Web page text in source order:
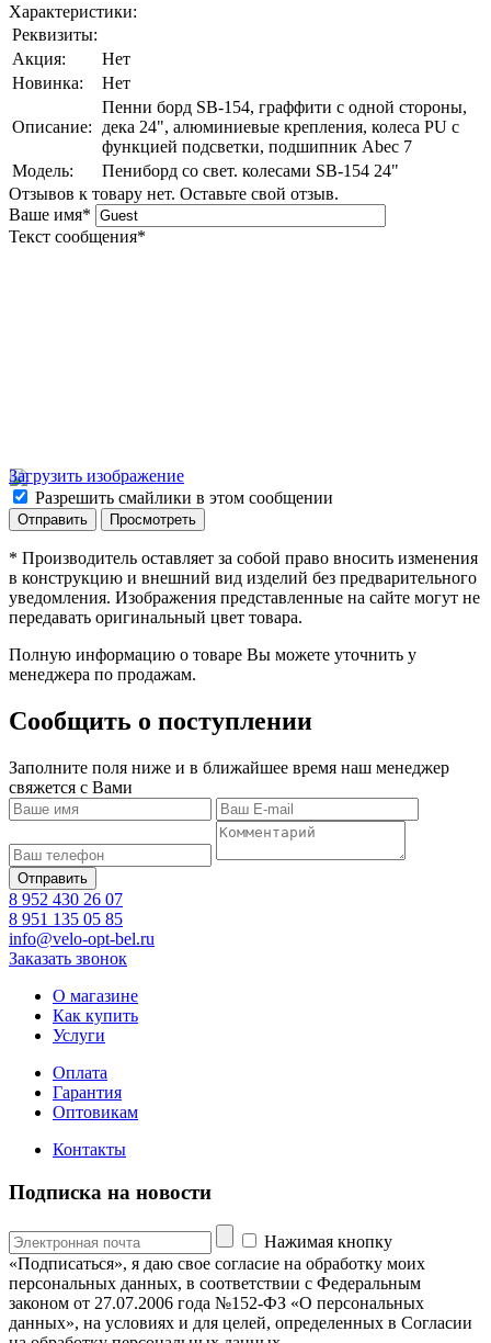
Характеристики:
Реквизиты:
Акция:
Нет
Новинка:
Нет
Описание:
Пенни борд SB-154, граффити с одной стороны,
дека 24", алюминиевые крепления, колеса PU с
функцией подсветки, подшипник Abec 7
Модель:
Пениборд со свет. колесами SB-154 24"
Отзывов к товару нет. Оставьте свой отзыв.
Ваше имя*
Текст сообщения*
Загрузить изображение
Разрешить смайлики в этом сообщении
* Производитель оставляет за собой право вносить изменения
в конструкцию и внешний вид изделий без предварительного
уведомления. Изображения представленные на сайте могут не
передавать оригинальный цвет товара.
Полную информацию о товаре Вы можете уточнить у
менеджера по продажам.
Сообщить о поступлении
Заполните поля ниже и в ближайшее время наш менеджер
свяжется с Вами
8 952 430 26 07
8 951 135 05 85
info@velo-opt-bel.ru
Заказать звонок
О магазине
Как купить
Услуги
Оплата
Гарантия
Оптовикам
Контакты
Подписка на новости
Нажимая кнопку
«Подписаться», я даю свое согласие на обработку моих
персональных данных, в соответствии с Федеральным
законом от 27.07.2006 года №152-ФЗ «О персональных
данных», на условиях и для целей, определенных в Согласии